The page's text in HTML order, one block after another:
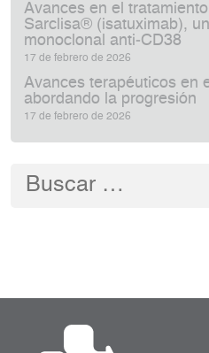
Avances en el
Sarclisa® (isatuximab),
monoclonal anti‑CD38
17 de febrero de 2026
Avances terapéuticos en
abordando la progresión
17 de febrero de 2026
Buscar: